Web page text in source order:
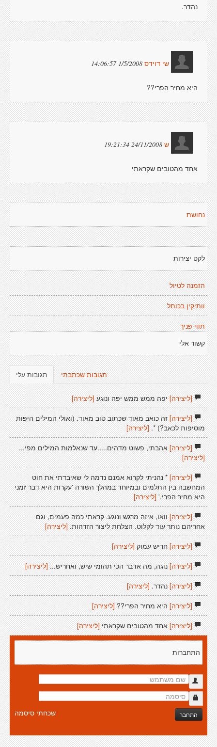
נהדר.
שי דוידס 1/5/2008 14:06:57
היא מחיר הפרי??
ש 24/11/2008 19:21:34
אחד מהטובים שקראתי
נחושת
לקט יצירות
הזמנה לטיול
וותיקין בכותל
תווי פניך
קשור אלי
תגובות עלי תגובות שכתבתי
[ליצירה]יפה ממש ממש יפה ונוגע [ליצירה]
[ליצירה]זה כואב מאוד שכתוב טוב מאוד. (ואולי המילים היפות
מוסיפות לכאב?) *.[ליצירה]
[ליצירה]אהבתי, פשוט מדהים.....עד שנאלמות המילים מפי...
[ליצירה]
[ליצירה]* נהניתי לקרוא אמנם נדמה לי שאיבדתי את חוט
המחשבה בין התלמים ובמיוחד במהלך השורה 'עקרות היא דבר זמני
היא מחיר הפרי.' [ליצירה]
[ליצירה]וואו, איזה מרגש ונוגע. קראתי כמה פעמים, וגם
אחריהם נותר עוד לקלוט. הצלחת ליצור הזדהות. [ליצירה]
[ליצירה]חריש עמוק [ליצירה]
[ליצירה]נוגה, מה אדבר הכי תהומי שיש, ואחריש... [ליצירה]
[ליצירה]נהדר. [ליצירה]
[ליצירה]היא מחיר הפרי?? [ליצירה]
[ליצירה]אחד מהטובים שקראתי [ליצירה]
התחברות
התחבר שכחתי סיסמה